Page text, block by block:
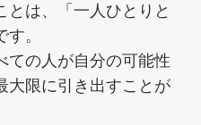
とは、「一人ひとりと
。
ての人が自分の可能性
大限に引き出すことが